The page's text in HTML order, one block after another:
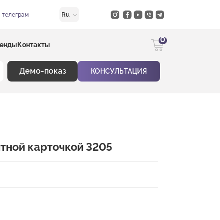
телеграм Ru
Контакты
0
Демо-показ КОНСУЛЬТАЦИЯ
карточкой 3205